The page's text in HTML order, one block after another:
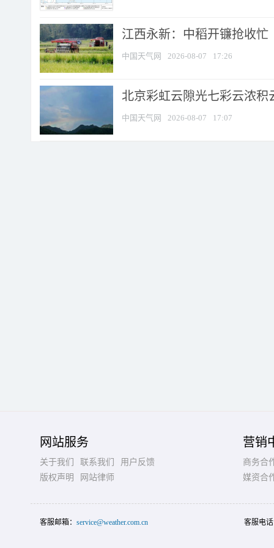
江西永新：中稻开镰抢收忙
中国天气网 2026-08-07 17:26
北京彩虹云隙光七彩云浓积
中国天气网 2026-08-07 17:07
网站服务
关于我们 联系我们
用户反馈
版权声明
网站律师
营销
商务合
媒资合
客服邮箱： service@weather.com.cn 客服电